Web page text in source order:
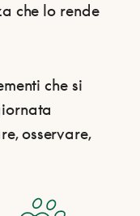
che lo rende
che si
osservare,